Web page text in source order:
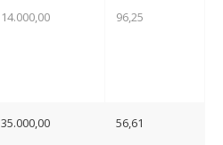
14.000,00 96,25
35.000,00 56,61